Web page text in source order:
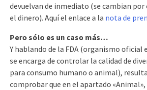
devuelvan de inmediato (se cambian por
el dinero). Aquí el enlace a la nota de
Pero sólo es un caso más…
Y hablando de la FDA (organismo oficial
se encarga de controlar la calidad de
para consumo humano o animal),
comprobar que en el apartado